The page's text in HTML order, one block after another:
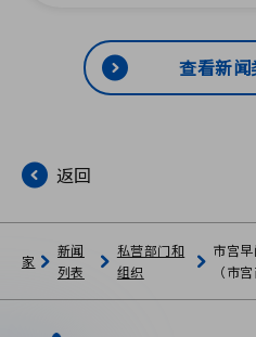
查看新
返回
家
新闻
列表
私营部门和
组织
市宫
（市